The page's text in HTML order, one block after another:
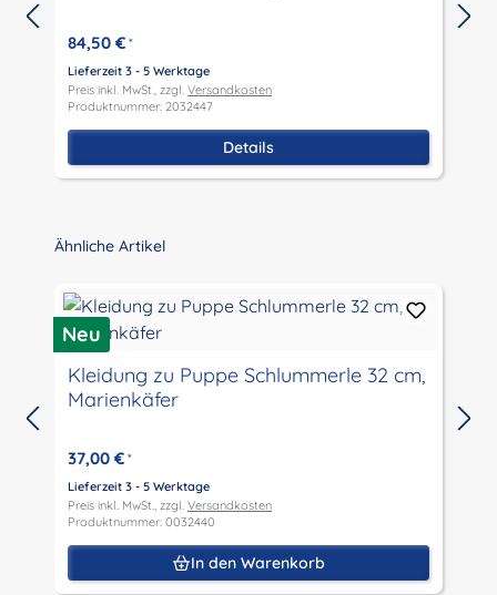
84,50 € *
Lieferzeit 3 - 5 Werktage
Preis inkl. MwSt., zzgl. Versandkosten
Produktnummer: 2032447
Details
Produktgalerie überspringen
Ähnliche Artikel
Neu
Kleidung zu Puppe Schlummerle 32 cm,
Marienkäfer
37,00 € *
Lieferzeit 3 - 5 Werktage
Preis inkl. MwSt., zzgl. Versandkosten
Produktnummer: 0032440
In den Warenkorb